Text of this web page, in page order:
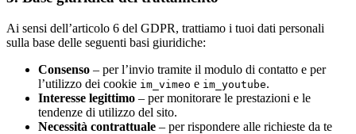
Ai sensi dell’articolo 6 del GDPR, trattiamo i tuoi dati personali
sulla base delle seguenti basi giuridiche:
Consenso – per l’invio tramite il modulo di contatto e per
l’utilizzo dei cookie im_vimeo e im_youtube.
Interesse legittimo – per monitorare le prestazioni e le
tendenze di utilizzo del sito.
Necessità contrattuale – per rispondere alle richieste da te